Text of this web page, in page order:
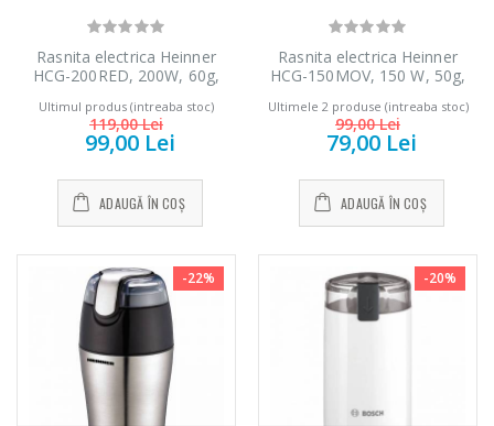
Rasnita electrica Heinner
HCG-200RED, 200W, 60g,
Ultimul produs (intreaba stoc)
119,00 Lei
99,00 Lei
ADAUGĂ ÎN COȘ
Rasnita electrica Heinner
HCG-150MOV, 150 W, 50g,
Ultimele 2 produse (intreaba stoc)
99,00 Lei
79,00 Lei
ADAUGĂ ÎN COȘ
-22% -20%